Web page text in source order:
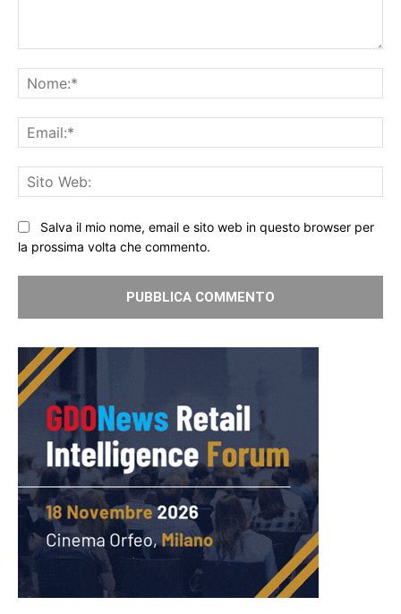
Salva il mio nome, email e sito web in questo browser per
la prossima volta che commento.